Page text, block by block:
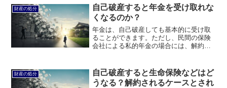
己破産した場合に処分しなければならな
い財産とは何かについて説明します。
財産の処分
自己破産すると年金を受け取れな
くなるのか？
年金は、自己破産しても基本的に受け取
ることができます。ただし、民間の保険
会社による私的年金の場合には、解約返
己破産すると年金を受け取れなくなるの
かについて説明します。
財産の処分
自己破産すると生命保険などはど
うなる？解約されるケースとされ